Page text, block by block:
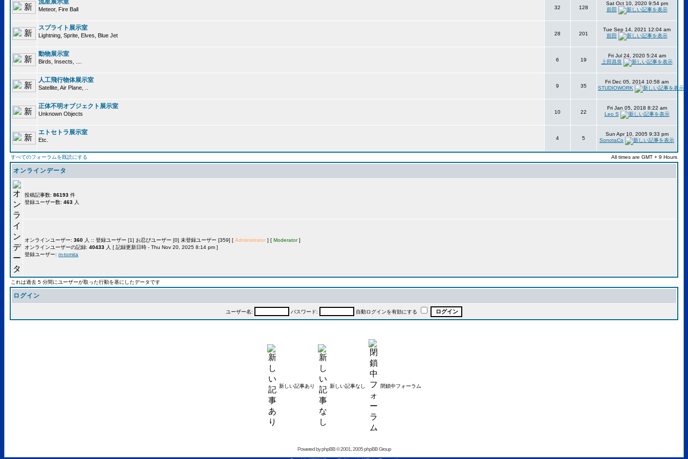
流星展示室
Meteor, Fire Ball 32 128
Sat Oct 10, 2020 9:54 pm
前田
スプライト展示室
Lightning, Sprite, Elves, Blue Jet 28 201
Tue Sep 14, 2021 12:04 am
前田
動物展示室
Birds, Insects, .... 6 19
Fri Jul 24, 2020 5:24 am
上田昌良
人工飛行物体展示室
Satellite, Air Plane, .. 9 35
Fri Dec 05, 2014 10:58 am
STUDIOWORK
正体不明オブジェクト展示室
Unknown Objects 10 22
Fri Jan 05, 2018 8:22 am
Leo S
エトセトラ展示室
Etc. 4 5
Sun Apr 10, 2005 9:33 pm
SonotaCo
すべてのフォーラムを既読にする All times are GMT + 9 Hours
オンラインデータ
投稿記事数: 86193 件
登録ユーザー数: 463 人
オンラインユーザー: 360 人 :: 登録ユーザー [1] お忍びユーザー [0] 未登録ユーザー [359] [ Administrator ] [ Moderator]
オンラインユーザーの記録: 40433 人 [ 記録更新日時 - Thu Nov 20, 2025 8:14 pm ]
登録ユーザー: m-tomita
これは過去 5 分間にユーザーが取った行動を基にしたデータです
ログイン
ユーザー名: パスワード: 自動ログインを有効にする
新しい記事あり 新しい記事なし 閉鎖中フォーラム
Powered byphpBB© 2001, 2005 phpBB Group